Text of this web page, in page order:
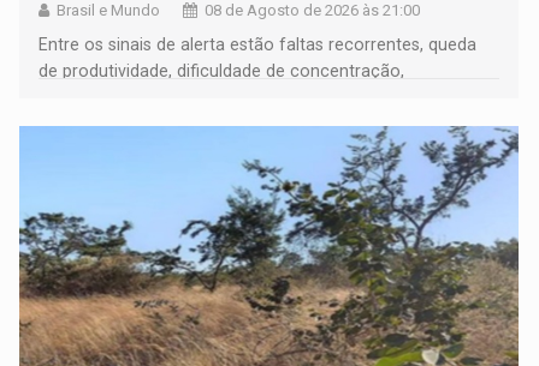
Brasil e Mundo 08 de Agosto de 2026 às 21:00
Entre os sinais de alerta estão faltas recorrentes, queda
de produtividade, dificuldade de concentração,